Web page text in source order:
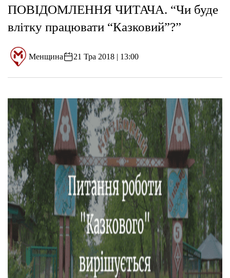
ПОВІДОМЛЕННЯ ЧИТАЧА. “Чи буде
влітку працювати “Казковий”?”
Менщина 21 Тра 2018 | 13:00